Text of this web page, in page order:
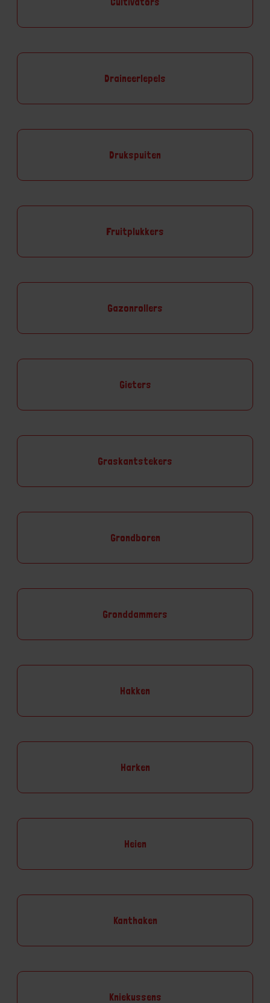
Draineerlepels
Drukspuiten
Fruitplukkers
Gazonrollers
Gieters
Graskantstekers
Grondboren
Gronddammers
Hakken
Harken
Heien
Kanthaken
Kniekussens